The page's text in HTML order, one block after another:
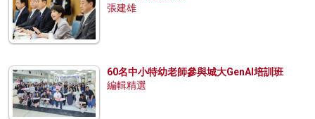
張建雄
60名中小特幼老師參與城大GenAI培訓班
編輯精選